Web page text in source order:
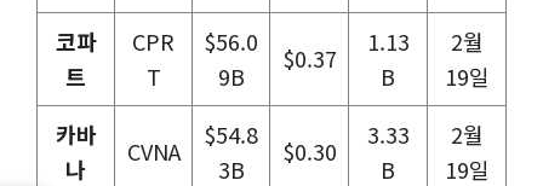
코파
트
CPR
T
$56.0
9B
$0.37
1.13
B
2월
19일
카바
나
CVNA
$54.8
3B
$0.30
3.33
B
2월
19일